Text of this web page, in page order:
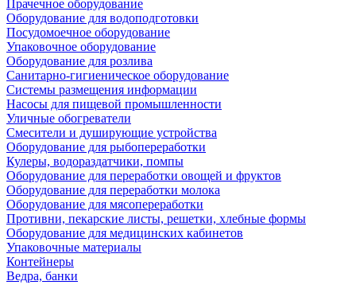
Прачечное оборудование
Оборудование для водоподготовки
Посудомоечное оборудование
Упаковочное оборудование
Оборудование для розлива
Санитарно-гигиеническое оборудование
Системы размещения информации
Насосы для пищевой промышленности
Уличные обогреватели
Смесители и душирующие устройства
Оборудование для рыбопереработки
Кулеры, водораздатчики, помпы
Оборудование для переработки овощей и фруктов
Оборудование для переработки молока
Оборудование для мясопереработки
Противни, пекарские листы, решетки, хлебные формы
Оборудование для медицинских кабинетов
Упаковочные материалы
Контейнеры
Ведра, банки